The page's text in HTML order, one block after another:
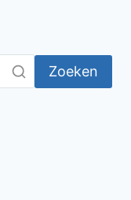
Zoeken